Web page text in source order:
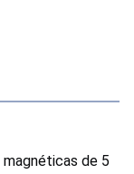
de 5